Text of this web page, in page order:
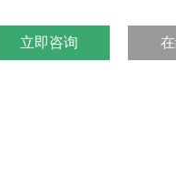
立即咨询